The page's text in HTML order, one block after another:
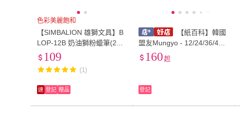
色彩美麗飽和
【SIMBALION 雄獅文具】B
LOP-12B 奶油獅粉蠟筆(2盒
1包)109
(1)
速 登記 贈品
【紙百科】韓國
盟友Mungyo - 12/24/36/48
色 專家級(圓形)軟性油性蠟
筆/油性粉彩/油畫棒/油蠟筆
160 起
登記